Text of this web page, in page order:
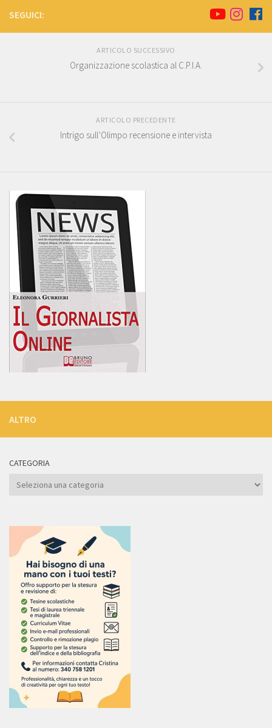
SEGUICI:
ARTICOLO SUCCESSIVO
Organizzazione scolastica al C.P.I.A.
ARTICOLO PRECEDENTE
Intrigo sull’Olimpo recensione e intervista
ALTRO
CATEGORIA
Categoria